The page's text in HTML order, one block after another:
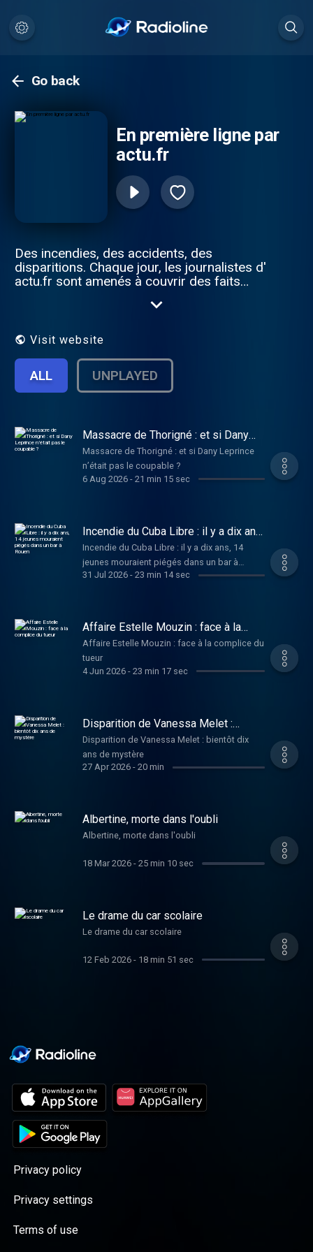
Go back
En première ligne par
actu.fr
Des incendies, des accidents, des
disparitions. Chaque jour, les journalistes d'
actu.fr sont amenés à couvrir des faits
prennent une ampleur qu'ils n'auraient
place, quand cela se passe dans un village,
croisent au quotidien ? En première ligne,
podcast d' actu.fr , vous plonge dans les
coulisses de ces faits divers, racontés par
disponible sur actu.fr , Spotify, Apple
Podcasts, Deezer et toutes vos
plateformes d’écoute. Une émission pensée
et réalisée par Anne-Sophie Blot et Sophie
Visit website
ALL UNPLAYED
Massacre de Thorigné : et si Dany
Leprince n’était pas le coupable ?
Massacre de Thorigné : et si Dany Leprince
n’était pas le coupable ?
6 Aug 2026- 21 min 15 sec
Incendie du Cuba Libre : il y a dix ans,
14 jeunes mouraient piégés dans un
bar à Rouen
Incendie du Cuba Libre : il y a dix ans, 14
jeunes mouraient piégés dans un bar à
Rouen
31 Jul 2026- 23 min 14 sec
Affaire Estelle Mouzin : face à la
complice du tueur
Affaire Estelle Mouzin : face à la complice du
tueur
4 Jun 2026- 23 min 17 sec
Disparition de Vanessa Melet :
bientôt dix ans de mystère
Disparition de Vanessa Melet : bientôt dix
ans de mystère
27 Apr 2026- 20 min
Albertine, morte dans l'oubli
Albertine, morte dans l'oubli
18 Mar 2026- 25 min 10 sec
Le drame du car scolaire
Le drame du car scolaire
12 Feb 2026- 18 min 51 sec
Privacy policy
Privacy settings
Terms of use